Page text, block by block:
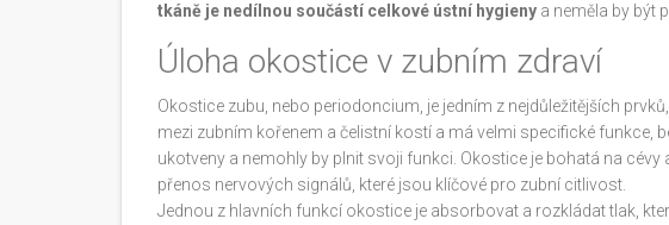
tkáně je nedílnou součástí celkové ústní hygieny a neměla by být
Úloha okostice v zubním zdraví
Okostice zubu, nebo periodoncium, je jedním z nejdůležitějších
mezi zubním kořenem a čelistní kostí a má velmi specifické funkce,
ukotveny a nemohly by plnit svoji funkci. Okostice je bohatá na cévy
přenos nervových signálů, které jsou klíčové pro zubní citlivost.
Jednou z hlavních funkcí okostice je absorbovat a rozkládat tlak,